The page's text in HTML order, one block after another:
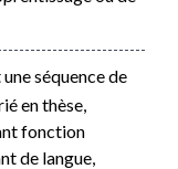
séquence de
en thèse,
fonction
de langue,